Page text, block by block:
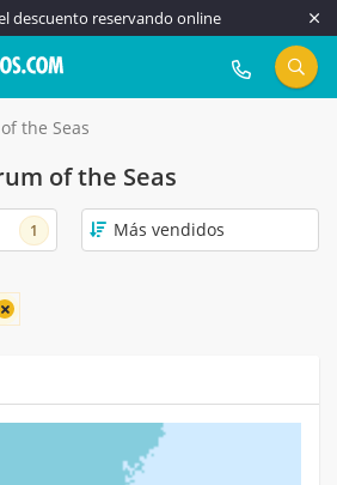
descuento reservando online
917 815 555
the Seas
of the Seas
1